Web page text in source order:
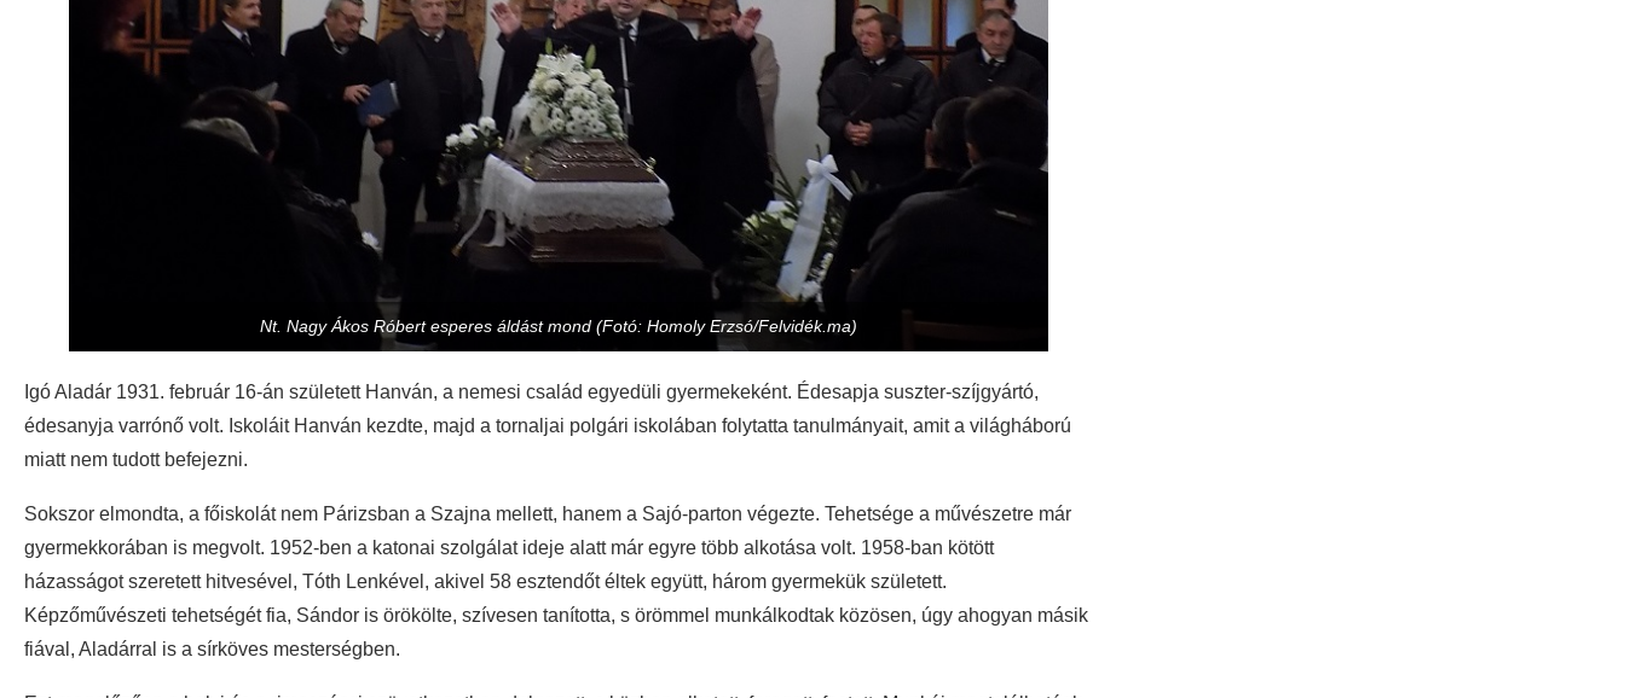
Nt. Nagy Ákos Róbert esperes áldást mond (Fotó: Homoly Erzsó/Felvidék.ma)
Igó Aladár 1931. február 16-án született Hanván, a nemesi család egyedüli gyermekeként. Édesapja suszter-szíjgyártó,
édesanyja varrónő volt. Iskoláit Hanván kezdte, majd a tornaljai polgári iskolában folytatta tanulmányait, amit a világháború
miatt nem tudott befejezni.
Sokszor elmondta, a főiskolát nem Párizsban a Szajna mellett, hanem a Sajó-parton végezte. Tehetsége a művészetre már
gyermekkorában is megvolt. 1952-ben a katonai szolgálat ideje alatt már egyre több alkotása volt. 1958-ban kötött
házasságot szeretett hitvesével, Tóth Lenkével, akivel 58 esztendőt éltek együtt, három gyermekük született.
Képzőművészeti tehetségét fia, Sándor is örökölte, szívesen tanította, s örömmel munkálkodtak közösen, úgy ahogyan másik
fiával, Aladárral is a sírköves mesterségben.